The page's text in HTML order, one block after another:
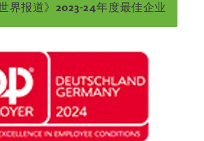
界报道》2023-24年度最佳企业